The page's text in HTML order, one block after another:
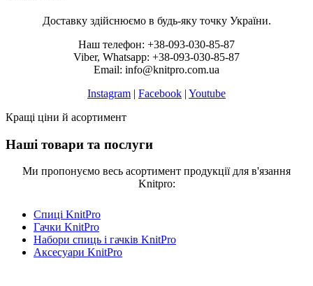
Доставку здійснюємо в будь-яку точку України.
Наш телефон: +38-093-030-85-87
Viber, Whatsapp: +38-093-030-85-87
Email: info@knitpro.com.ua
Instagram | Facebook | Youtube
Кращі ціни й асортимент
Наші товари та послуги
Ми пропонуємо весь асортимент продукції для в'язання
Knitpro:
Спиці KnitPro
Гачки KnitPro
Набори спиць і гачків KnitPro
Аксесуари KnitPro